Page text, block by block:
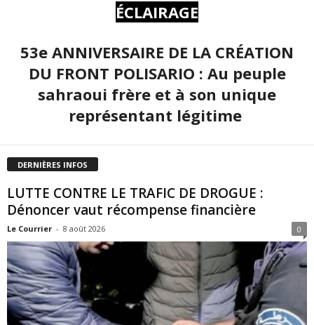
ÉCLAIRAGE
53e ANNIVERSAIRE DE LA CRÉATION
DU FRONT POLISARIO : Au peuple
sahraoui frère et à son unique
représentant légitime
DERNIÈRES INFOS
LUTTE CONTRE LE TRAFIC DE DROGUE :
Dénoncer vaut récompense financière
Le Courrier - 8 août 2026 0